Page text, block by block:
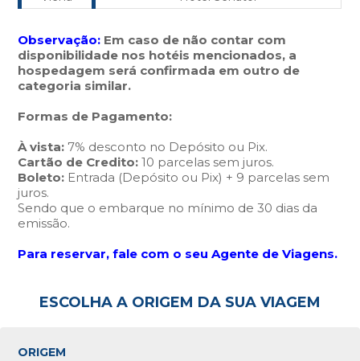
Observação: Em caso de não contar com
disponibilidade nos hotéis mencionados, a
hospedagem será confirmada em outro de
categoria similar.
Formas de Pagamento:
À vista: 7% desconto no Depósito ou Pix.
Cartão de Credito: 10 parcelas sem juros.
Boleto: Entrada (Depósito ou Pix) + 9 parcelas sem
juros.
Sendo que o embarque no mínimo de 30 dias da
emissão.
Para reservar, fale com o seu Agente de Viagens.
ESCOLHA A ORIGEM DA SUA VIAGEM
ORIGEM